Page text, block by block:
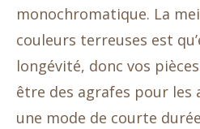
monochromatique. La
couleurs terreuses est
longévité, donc vos
être des agrafes pour les
une mode de courte